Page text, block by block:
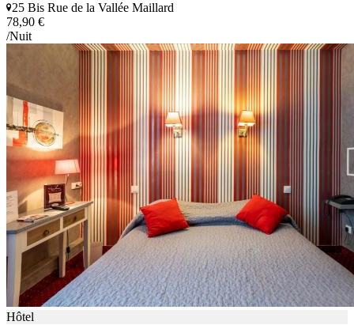
25 Bis Rue de la Vallée Maillard
78,90 €
/Nuit
Hôtel